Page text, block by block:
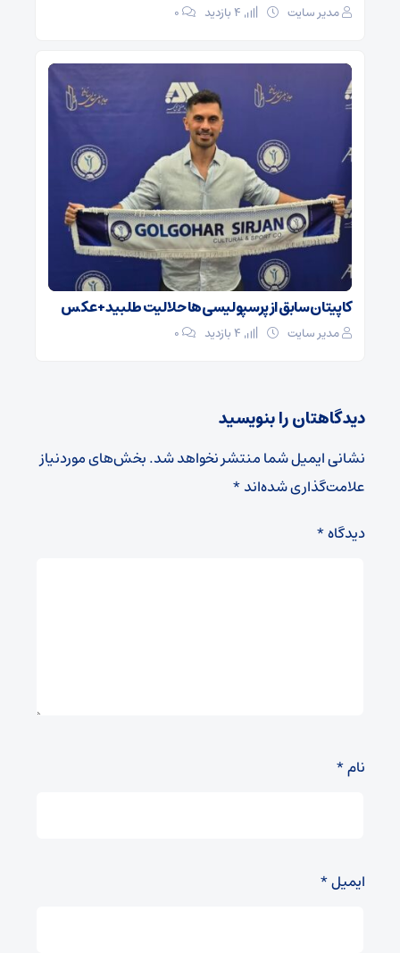
مدیر سایت ۰
کاپیتان سابق از پرسپولیسی‌ها حلالیت طلبید + عکس
مدیر سایت ۰
دیدگاهتان را بنویسید
نشانی ایمیل شما منتشر نخواهد شد.بخش‌های موردنیاز
علامت‌گذاری شده‌اند*
دیدگاه*
نام*
ایمیل*